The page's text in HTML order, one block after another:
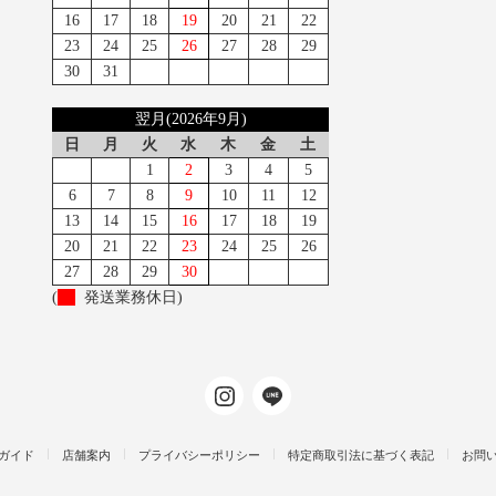
16
17 18 19 20 21
22
23
24 25 26 27 28
29
30
31
翌月(2026年9月)
日
月 火 水 木 金
土
1
2 3 4
5
6
7 8 9 10 11
12
13
14 15 16 17 18
19
20
21 22 23 24 25
26
27
28 29
30
(
発送業務休日)
イド 店舗案内 プライバシーポリシー 特定商取引法に基づく表記 お問